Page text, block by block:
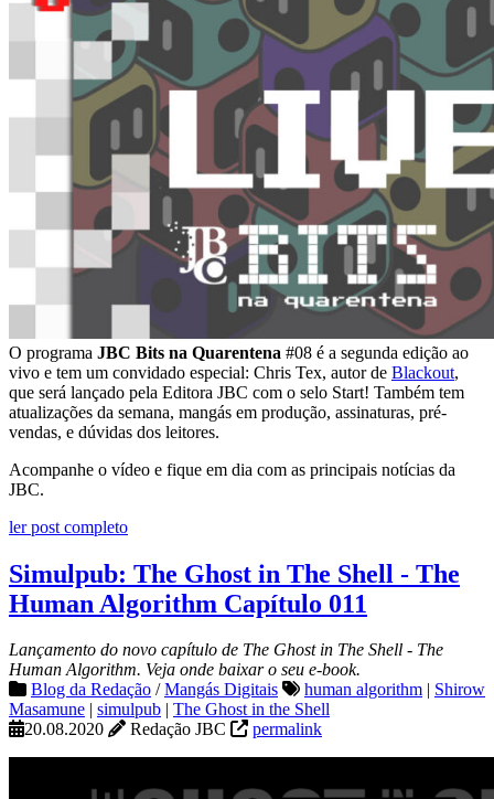
O programa JBC Bits na Quarentena #08 é a segunda edição ao
vivo e tem um convidado especial: Chris Tex, autor de Blackout,
que será lançado pela Editora JBC com o selo Start! Também tem
atualizações da semana, mangás em produção, assinaturas, pré-
vendas, e dúvidas dos leitores.
Acompanhe o vídeo e fique em dia com as principais notícias da
JBC.
ler post completo
Simulpub: The Ghost in The Shell - The
Human Algorithm Capítulo 011
Lançamento do novo capítulo de The Ghost in The Shell - The
Human Algorithm. Veja onde baixar o seu e-book.
Blog da Redação /Mangás Digitais human algorithm | Shirow
Masamune | simulpub | The Ghost in the Shell
20.08.2020
Redação JBC permalink